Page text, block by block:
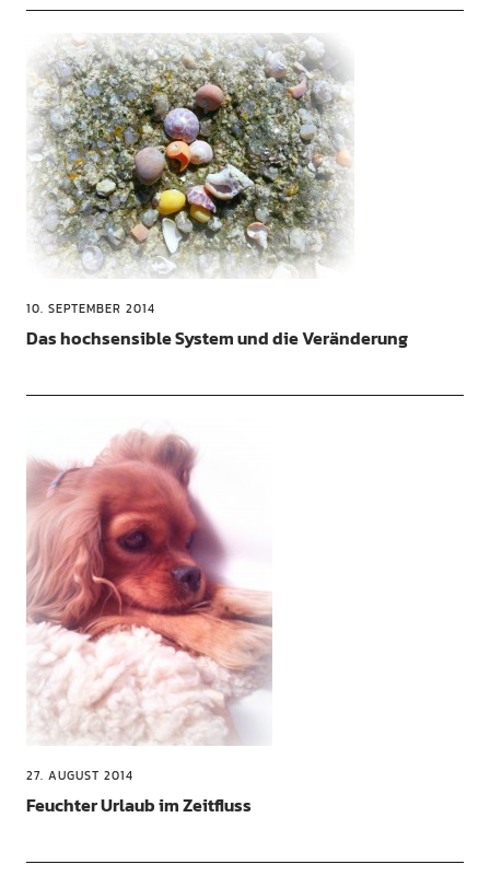
10. SEPTEMBER 2014
Das hochsensible System und die Veränderung
27. AUGUST 2014
Feuchter Urlaub im Zeitfluss